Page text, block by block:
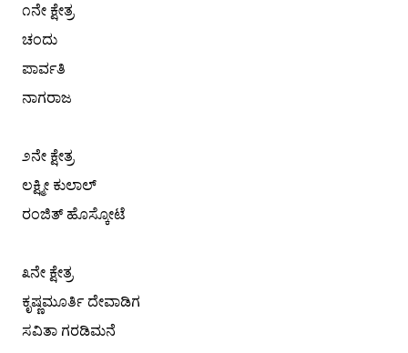
೧ನೇ ಕ್ಷೇತ್ರ
ಚಂದು
ಪಾರ್ವತಿ
ನಾಗರಾಜ
೨ನೇ ಕ್ಷೇತ್ರ
ಲಕ್ಷ್ಮೀ ಕುಲಾಲ್
ರಂಜಿತ್ ಹೊಸ್ಕೋಟೆ
೩ನೇ ಕ್ಷೇತ್ರ
ಕೃಷ್ಣಮೂರ್ತಿ ದೇವಾಡಿಗ
ಸವಿತಾ ಗರಡಿಮನೆ